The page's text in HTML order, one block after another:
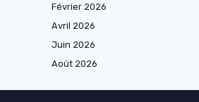
Février 2026
Avril 2026
Juin 2026
Août 2026